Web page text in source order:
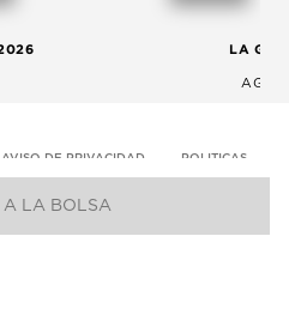
A LA BOLSA
LA
AVISO DE PRIVACIDAD POLITICAS